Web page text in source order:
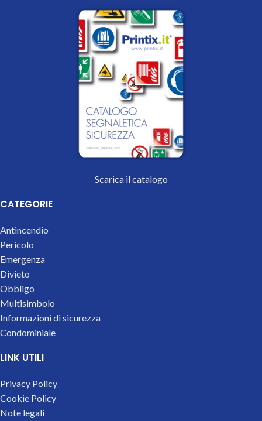
Scarica il catalogo
CATEGORIE
Antincendio
Pericolo
Emergenza
Divieto
Obbligo
Multisimbolo
Informazioni di sicurezza
Condominiale
LINK UTILI
Privacy Policy
Cookie Policy
Note legali